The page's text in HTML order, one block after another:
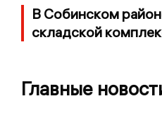
В Собинском
складской
Главные